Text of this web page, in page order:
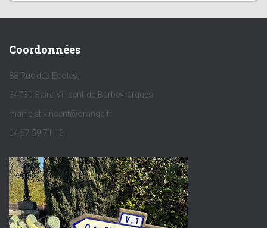
Coordonnées
88 Rue des Écoles,
34730 Saint-Vincent-de-Barbeyrargues
mairie.st.vincent@orange.fr
04 67 59 71 15